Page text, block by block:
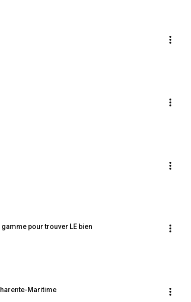
pour trouver LE bien
Maritime